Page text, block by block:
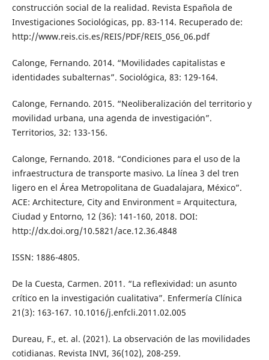
construcción social de la realidad. Revista Española de
Investigaciones Sociológicas, pp. 83-114. Recuperado de:
http://www.reis.cis.es/REIS/PDF/REIS_056_06.pdf
Calonge, Fernando. 2014. “Movilidades capitalistas e
identidades subalternas”. Sociológica, 83: 129-164.
Calonge, Fernando. 2015. “Neoliberalización del territorio y
movilidad urbana, una agenda de investigación”.
Territorios, 32: 133-156.
Calonge, Fernando. 2018. “Condiciones para el uso de la
infraestructura de transporte masivo. La línea 3 del tren
ligero en el Área Metropolitana de Guadalajara, México”.
ACE: Architecture, City and Environment = Arquitectura,
Ciudad y Entorno, 12 (36): 141-160, 2018. DOI:
http://dx.doi.org/10.5821/ace.12.36.4848
ISSN: 1886-4805.
De la Cuesta, Carmen. 2011. “La reflexividad: un asunto
crítico en la investigación cualitativa”. Enfermería Clínica
21(3): 163-167. 10.1016/j.enfcli.2011.02.005
Dureau, F., et. al. (2021). La observación de las movilidades
cotidianas. Revista INVI, 36(102), 208-259.